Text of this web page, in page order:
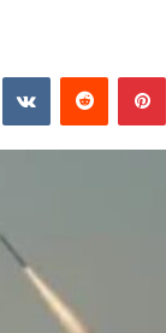
بينتيريست